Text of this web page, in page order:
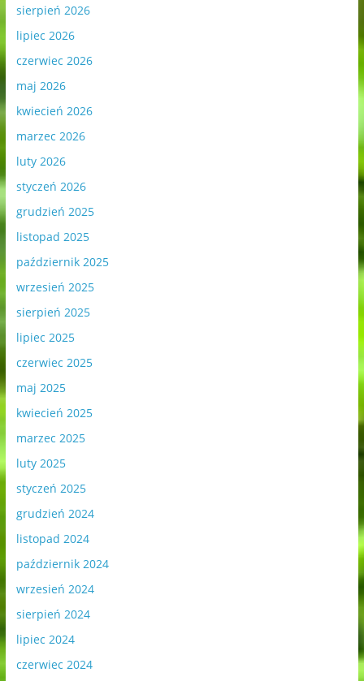
sierpień 2026
lipiec 2026
czerwiec 2026
maj 2026
kwiecień 2026
marzec 2026
luty 2026
styczeń 2026
grudzień 2025
listopad 2025
październik 2025
wrzesień 2025
sierpień 2025
lipiec 2025
czerwiec 2025
maj 2025
kwiecień 2025
marzec 2025
luty 2025
styczeń 2025
grudzień 2024
listopad 2024
październik 2024
wrzesień 2024
sierpień 2024
lipiec 2024
czerwiec 2024